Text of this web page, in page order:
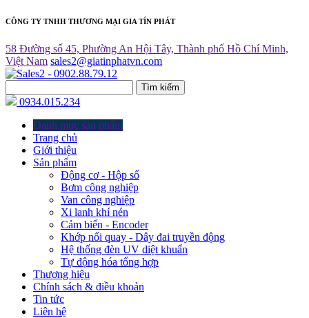
CÔNG TY TNHH THƯƠNG MẠI GIA TÍN PHÁT
58 Đường số 45, Phường An Hội Tây, Thành phố Hồ Chí Minh,
Việt Nam sales2@giatinphatvn.com
Tìm kiếm
0934.015.234
Danh mục sản phẩm
Trang chủ
Giới thiệu
Sản phẩm
Động cơ - Hộp số
Bơm công nghiệp
Van công nghiệp
Xi lanh khí nén
Cảm biến - Encoder
Khớp nối quay - Dây đai truyền động
Hệ thống đèn UV diệt khuẩn
Tự động hóa tổng hợp
Thương hiệu
Chính sách & điều khoản
Tin tức
Liên hệ